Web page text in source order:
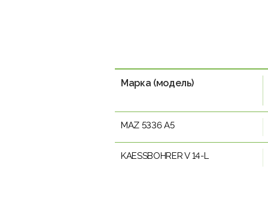
Марка (модель)
MAZ 5336 A5
KAESSBOHRER V 14-L